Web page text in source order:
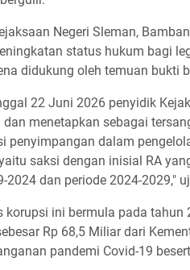
Negeri Sleman,
status hukum bagi
didukung oleh temuan bukti
22 Juni 2026 penyidik
menetapkan sebagai
penyimpangan dalam
saksi dengan inisial RA
2024 dan periode 2024-2029,"
korupsi ini bermula pada
Rp 68,5 Miliar dari
pandemi Covid-19